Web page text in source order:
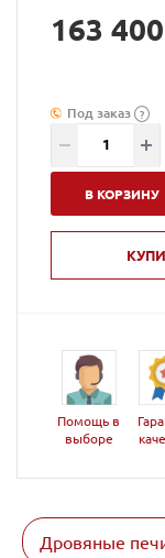
163
Под заказ ?
В КОРЗИНУ
Помощь в
выборе
Дровяные